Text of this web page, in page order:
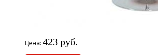
Цена:423 руб.